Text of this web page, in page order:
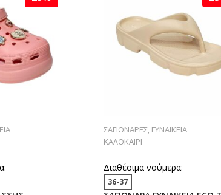
ΣΑΓΙΟΝΑΡΕΣ, ΓΥΝΑΙΚΕΙΑ
ΚΑΛΟΚΑΙΡΙ
Διαθέσιμα νούμερα:
36-37